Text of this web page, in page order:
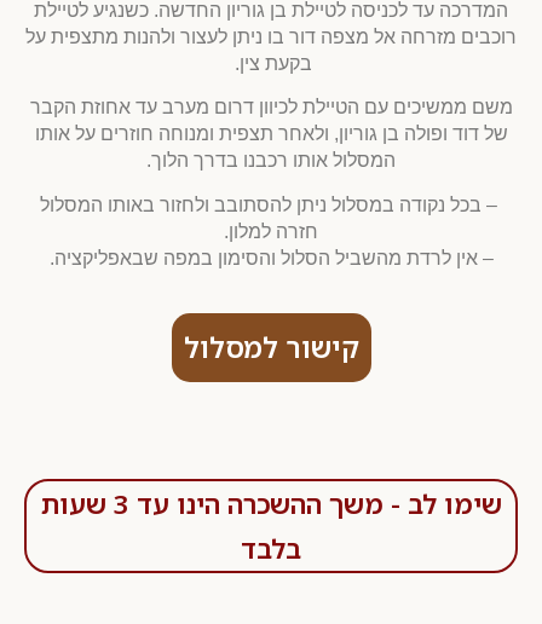
המדרכה עד לכניסה לטיילת בן גוריון החדשה. כשנגיע לטיילת
רוכבים מזרחה אל מצפה דור בו ניתן לעצור ולהנות מתצפית על
בקעת צין.
משם ממשיכים עם הטיילת לכיוון דרום מערב עד אחוזת הקבר
של דוד ופולה בן גוריון, ולאחר תצפית ומנוחה חוזרים על אותו
המסלול אותו רכבנו בדרך הלוך.
– בכל נקודה במסלול ניתן להסתובב ולחזור באותו המסלול
חזרה למלון.
– אין לרדת מהשביל הסלול והסימון במפה שבאפליקציה.
קישור למסלול
שימו לב - משך ההשכרה הינו עד 3 שעות
בלבד